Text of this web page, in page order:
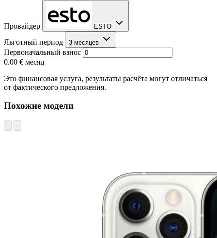
Провайдер ESTO
Льготный период 3 месяцев
Первоначальный взнос
0.00 € месяц
Это финансовая услуга, результаты расчёта могут отличаться
от фактического предложения.
Похожие модели